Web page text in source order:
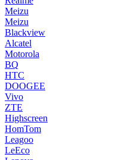
Meizu
Meizu
Blackview
Alcatel
Motorola
BQ
HTC
DOOGEE
Vivo
ZTE
Highscreen
HomTom
Leagoo
LeEco